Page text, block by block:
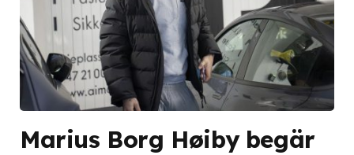
Marius Borg Høiby begär